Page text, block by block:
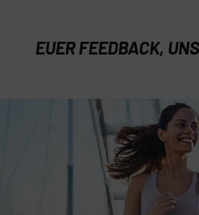
EUER FEEDBACK,